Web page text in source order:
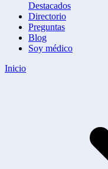
Destacados
Directorio
Preguntas
Blog
Soy médico
Inicio